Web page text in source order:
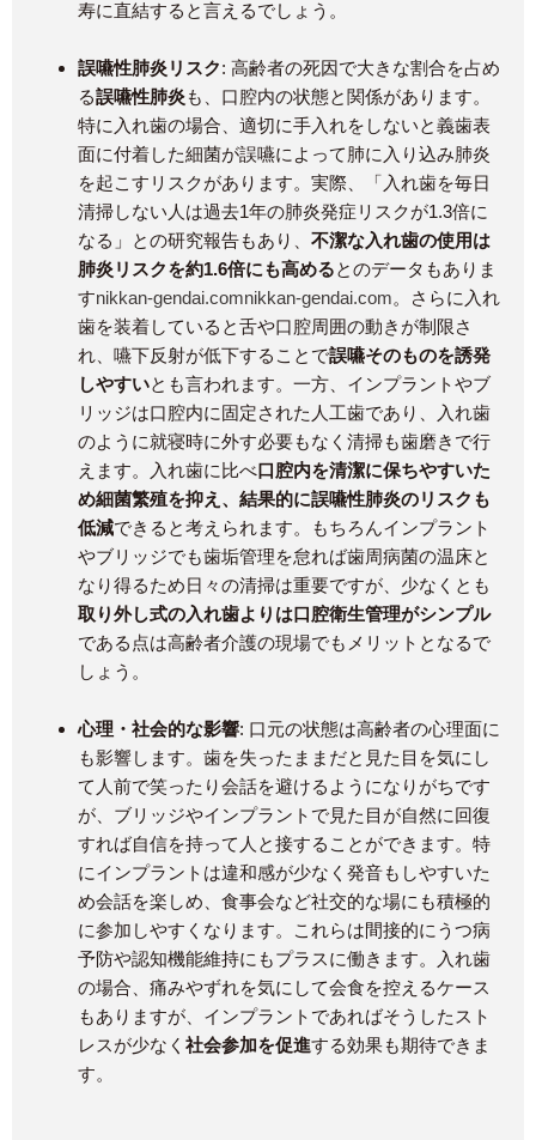
寿に直結すると言えるでしょう。
誤嚥性肺炎リスク: 高齢者の死因で大きな割合を占め
る誤嚥性肺炎も、口腔内の状態と関係があります。
特に入れ歯の場合、適切に手入れをしないと義歯表
面に付着した細菌が誤嚥によって肺に入り込み肺炎
を起こすリスクがあります。実際、「入れ歯を毎日
清掃しない人は過去1年の肺炎発症リスクが1.3倍に
なる」との研究報告もあり、 不潔な入れ歯の使用は
肺炎リスクを約1.6倍にも高めるとのデータもありま
す​nikkan-gendai.comnikkan-gendai.com。さらに入れ
歯を装着していると舌や口腔周囲の動きが制限さ
れ、嚥下反射が低下することで誤嚥そのものを誘発
しやすいとも言われます。一方、インプラントやブ
リッジは口腔内に固定された人工歯であり、入れ歯
のように就寝時に外す必要もなく清掃も歯磨きで行
えます。入れ歯に比べ口腔内を清潔に保ちやすいた
め細菌繁殖を抑え、結果的に誤嚥性肺炎のリスクも
低減できると考えられます。もちろんインプラント
やブリッジでも歯垢管理を怠れば歯周病菌の温床と
なり得るため日々の清掃は重要ですが、少なくとも
取り外し式の入れ歯よりは口腔衛生管理がシンプル
である点は高齢者介護の現場でもメリットとなるで
しょう。
心理・社会的な影響: 口元の状態は高齢者の心理面に
も影響します。歯を失ったままだと見た目を気にし
て人前で笑ったり会話を避けるようになりがちです
が、ブリッジやインプラントで見た目が自然に回復
すれば自信を持って人と接することができます。特
にインプラントは違和感が少なく発音もしやすいた
め会話を楽しめ、食事会など社交的な場にも積極的
に参加しやすくなります。これらは間接的にうつ病
予防や認知機能維持にもプラスに働きます。入れ歯
の場合、痛みやずれを気にして会食を控えるケース
もありますが、インプラントであればそうしたスト
レスが少なく 社会参加を促進する効果も期待できま
す。